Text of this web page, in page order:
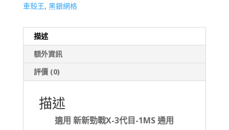
車殼王, 黑銀網格
描述
額外資訊
評價 (0)
描述
適用 新新勁戰X-3代目-1MS 通用